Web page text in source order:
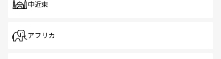
中近東
アフリカ